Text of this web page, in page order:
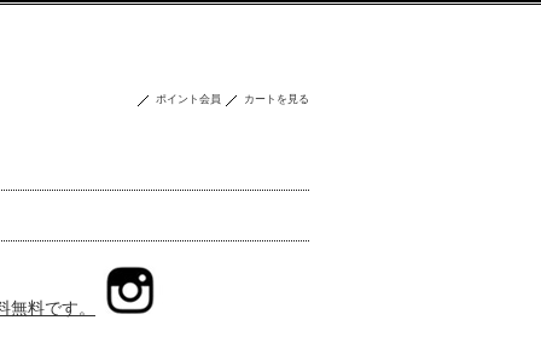
ポイント会員 カートを見る
料です。